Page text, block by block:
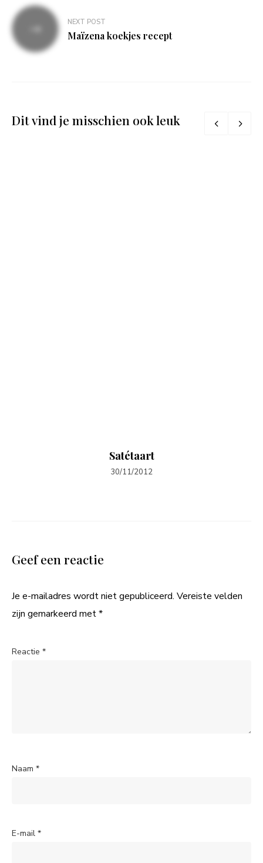
NEXT POST
Maïzena koekjes recept
Dit vind je misschien ook leuk
Satétaart
30/11/2012
Geef een reactie
Je e-mailadres wordt niet gepubliceerd. Vereiste velden
zijn gemarkeerd met*
Reactie *
Naam *
E-mail *